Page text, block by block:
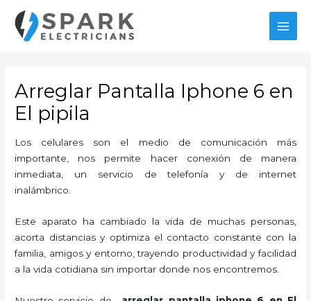
contenido
Arreglar Pantalla Iphone 6 en
El pipila
Los celulares son el medio de comunicación más
importante, nos permite hacer conexión de manera
inmediata, un servicio de telefonía y de internet
inalámbrico.
Este aparato ha cambiado la vida de muchas personas,
acorta distancias y optimiza el contacto constante con la
familia, amigos y entorno, trayendo productividad y facilidad
a la vida cotidiana sin importar donde nos encontremos.